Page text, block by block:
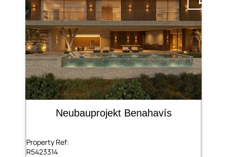
Neubauprojekt Benahavís
Property Ref:
R5423314